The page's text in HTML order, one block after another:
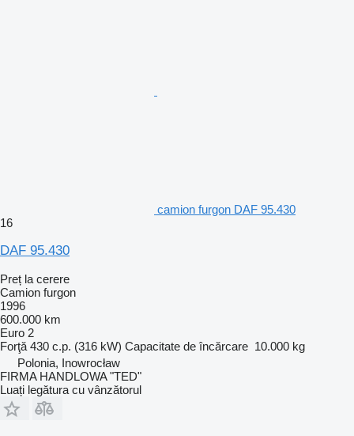
camion furgon DAF 95.430
16
DAF 95.430
Preț la cerere
Camion furgon
1996
600.000 km
Euro 2
Forţă 430 c.p. (316 kW) Capacitate de încărcare 10.000 kg
Polonia, Inowrocław
FIRMA HANDLOWA "TED"
Luați legătura cu vânzătorul